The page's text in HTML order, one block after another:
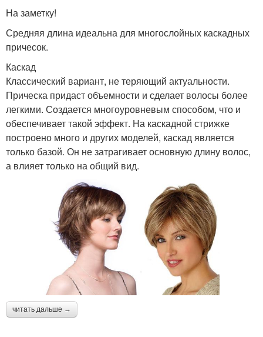
На заметку!
Средняя длина идеальна для многослойных каскадных
причесок.
Каскад
Классический вариант, не теряющий актуальности.
Прическа придаст объемности и сделает волосы более
легкими. Создается многоуровневым способом, что и
обеспечивает такой эффект. На каскадной стрижке
построено много и других моделей, каскад является
только базой. Он не затрагивает основную длину волос,
а влияет только на общий вид.
читать дальше →